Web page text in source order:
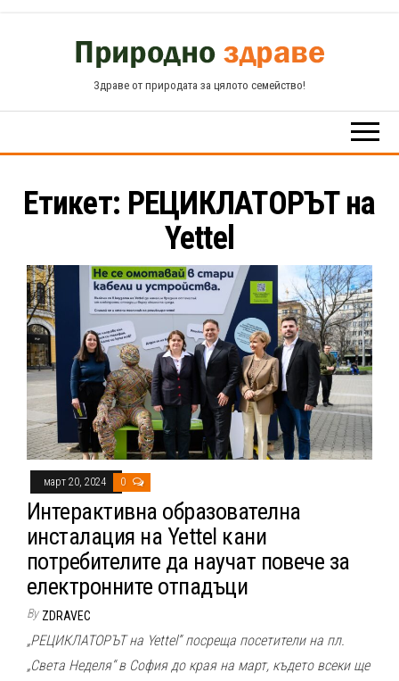
Здраве от природата за цялото семейство!
Етикет: РЕЦИКЛАТОРЪТ на
Yettel
март 20, 2024 0
Интерактивна образователна
инсталация на Yettel кани
потребителите да научат повече за
електронните отпадъци
By ZDRAVEC
„РЕЦИКЛАТОРЪТ на Yettel” посреща посетители на пл.
„Света Неделя“ в София до края на март, където всеки ще